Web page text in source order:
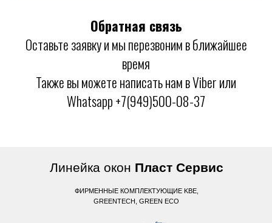
Обратная связь
Оставьте заявку и мы перезвоним в ближайшее
время
Также вы можете написать нам в Viber или
Whatsapp +7(949)500-08-37
Линейка окон Пласт Сервис
ФИРМЕННЫЕ КОМПЛЕКТУЮЩИЕ KBE,
GREENTECH, GREEN ECO